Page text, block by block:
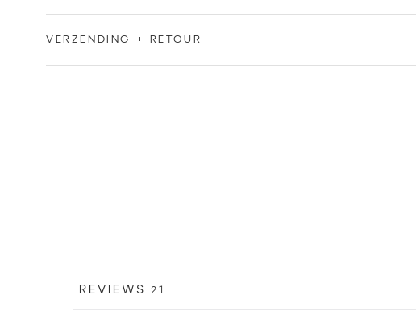
VERZENDING + RETOUR
REVIEWS 21